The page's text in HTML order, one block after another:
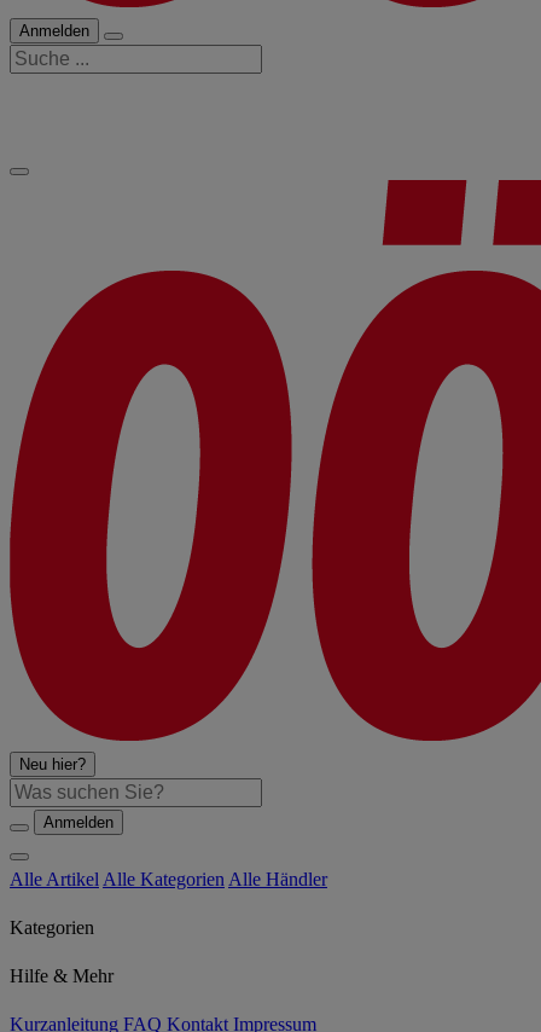
Anmelden
Suche
Neu hier?
Suche
Anmelden
Alle Artikel Alle Kategorien Alle Händler
Kategorien
Hilfe & Mehr
Kurzanleitung FAQ Kontakt Impressum